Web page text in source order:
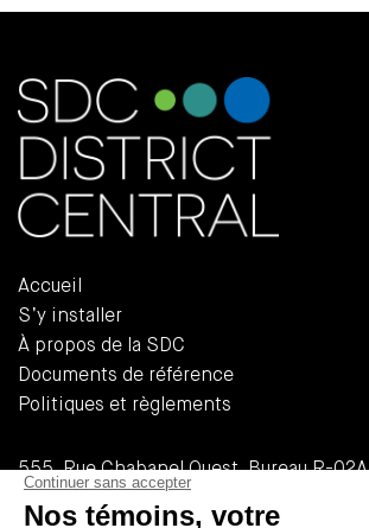
Accueil
S’y installer
À propos de la SDC
Documents de référence
Politiques et règlements
555, Rue Chabanel Ouest, Bureau R-02A